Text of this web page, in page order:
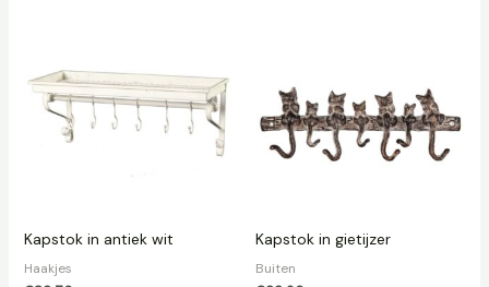
Kapstok in antiek wit
Haakjes
Kapstok in gietijzer
Buiten